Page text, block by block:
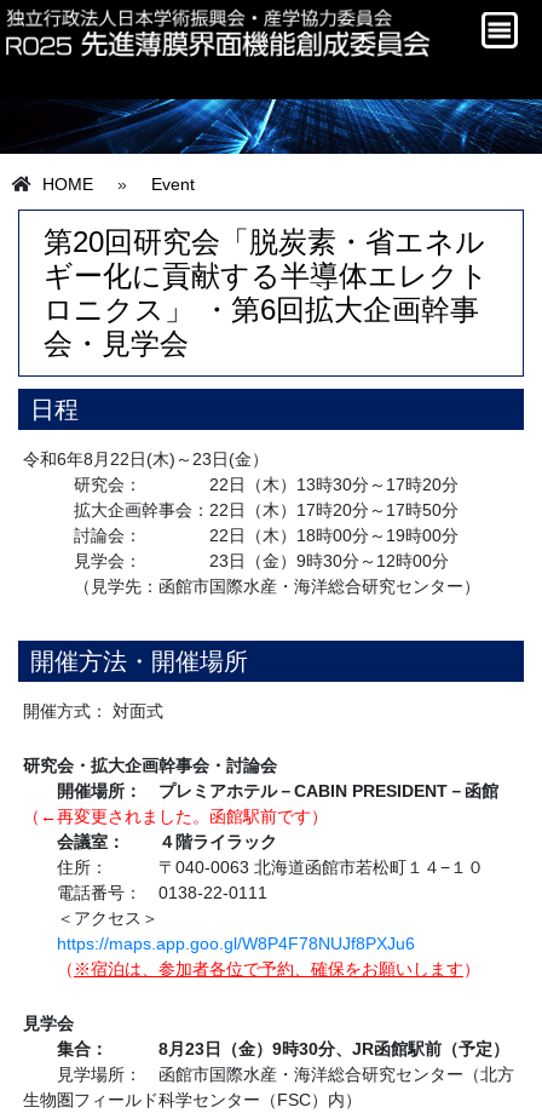
HOME » Event
第20回研究会「脱炭素・省エネル
ギー化に貢献する半導体エレクト
ロニクス」 ・第6回拡大企画幹事
会・見学会
日程
令和6年8月22日(木)～23日(金）
研究会： 22日（木）13時30分～17時20分
拡大企画幹事会：22日（木）17時20分～17時50分
討論会： 22日（木）18時00分～19時00分
見学会： 23日（金）9時30分～12時00分
（見学先：函館市国際水産・海洋総合研究センター）
開催方法・開催場所
開催方式： 対面式
研究会・拡大企画幹事会・討論会
開催場所： プレミアホテル－CABIN PRESIDENT－函館
（←再変更されました。函館駅前です）
会議室： ４階ライラック
住所： 〒040-0063 北海道函館市若松町１４−１０
電話番号： 0138-22-0111
＜アクセス＞
https://maps.app.goo.gl/W8P4F78NUJf8PXJu6
（ ※宿泊は、参加者各位で予約、確保をお願いします）
見学会
集合： 8月23日（金）9時30分、JR函館駅前（予定）
見学場所： 函館市国際水産・海洋総合研究センター（北方
生物圏フィールド科学センター（FSC）内）